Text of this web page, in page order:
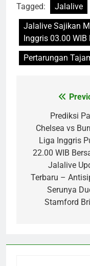
Tagged:
Jalalive
Jalalive Sajikan
Inggris 03.00
Pertarungan
navigation
Prediksi
Chelsea vs
Liga Inggris
22.00 WIB
Jalalive
Terbaru –
Serunya
Stamford